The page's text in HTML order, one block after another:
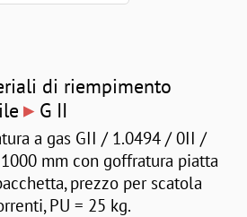
di riempimento
▸ G II
a gas GII / 1.0494 / 0II /
mm con goffratura piatta
prezzo per scatola
PU = 25 kg.